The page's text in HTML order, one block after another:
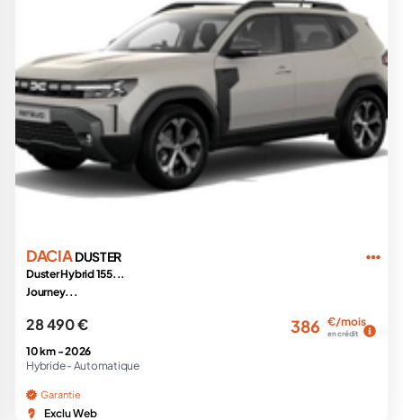
DACIADUSTER
Duster Hybrid 155...
Journey...
28 490 € 386 €/mois
en crédit
10 km -2026
Hybride - Automatique
Garantie
Exclu Web